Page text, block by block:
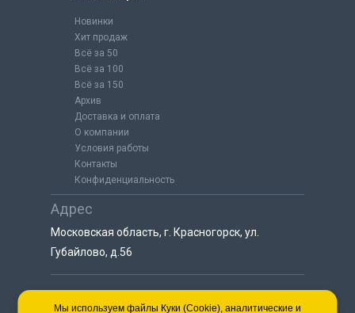
Новинки
Хит продаж
Всё за 50
Всё за 100
Всё за 150
Архив
Доставка и оплата
О компании
Условия работы
Контакты
Конфиденциальность
Адрес
Московская область, г. Красногорск, ул.
Губайлово, д.56
8 (925) 064-55-25
Мы используем файлы Куки (Cookie), аналитические и